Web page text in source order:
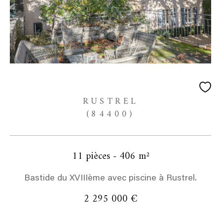
RUSTREL
(84400)
11 pièces - 406 m²
Bastide du XVIIIème avec piscine à Rustrel.
2 295 000 €